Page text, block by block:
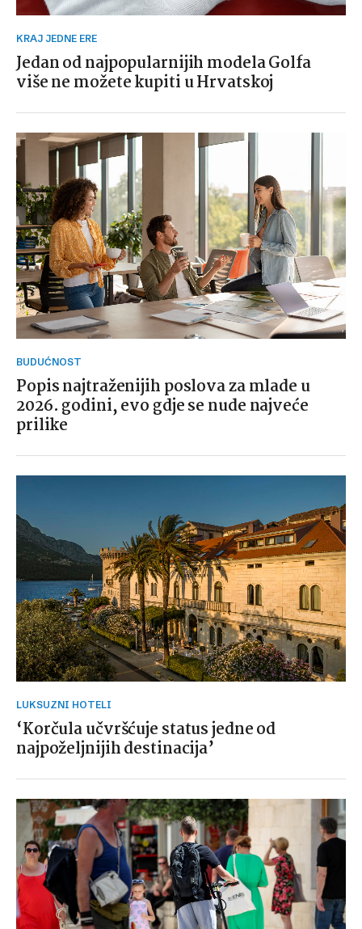
KRAJ JEDNE ERE
Jedan od najpopularnijih modela Golfa
više ne možete kupiti u Hrvatskoj
BUDUĆNOST
Popis najtraženijih poslova za mlade u
2026. godini, evo gdje se nude najveće
prilike
LUKSUZNI HOTELI
‘Korčula učvršćuje status jedne od
najpoželjnijih destinacija’